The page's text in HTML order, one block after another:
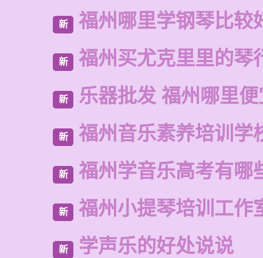
新 福州哪里学钢琴比较
新 福州买尤克里里的琴
新 乐器批发 福州哪里便
新 福州音乐素养培训学
新 福州学音乐高考有哪
新 福州小提琴培训工作
新 学声乐的好处说说